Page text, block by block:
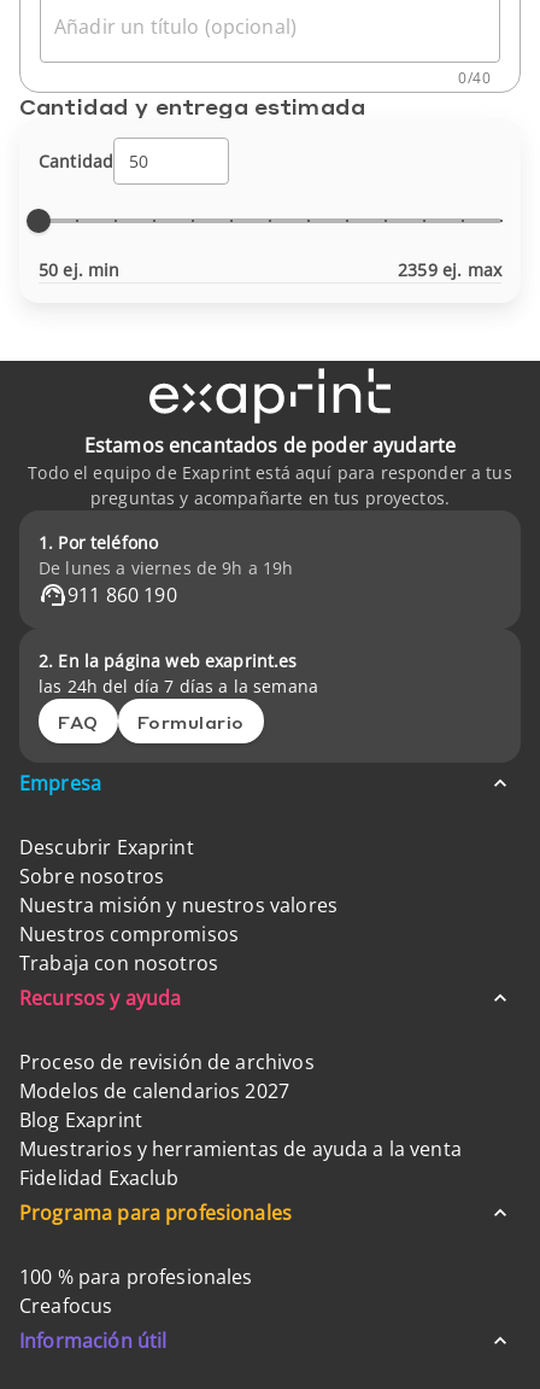
Añadir un título (opcional)
0/40
Cantidad y entrega estimada
Cantidad
50 ej. min 2359 ej. max
Estamos encantados de poder ayudarte
Todo el equipo de Exaprint está aquí para responder a tus
preguntas y acompañarte en tus proyectos.
1. Por teléfono
De lunes a viernes de 9h a 19h
911 860 190
2. En la página web exaprint.es
las 24h del día 7 días a la semana
FAQ Formulario
Empresa
Descubrir Exaprint
Sobre nosotros
Nuestra misión y nuestros valores
Nuestros compromisos
Trabaja con nosotros
Recursos y ayuda
Proceso de revisión de archivos
Modelos de calendarios 2027
Blog Exaprint
Muestrarios y herramientas de ayuda a la venta
Fidelidad Exaclub
Programa para profesionales
100 % para profesionales
Creafocus
Información útil